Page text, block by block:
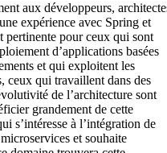
aux développeurs,
expérience avec Spring et
pertinente pour ceux qui sont
d’applications basées
et qui exploitent les
ceux qui travaillent dans des
de l’architecture sont
grandement de cette
s’intéresse à l’intégration de
et souhaite